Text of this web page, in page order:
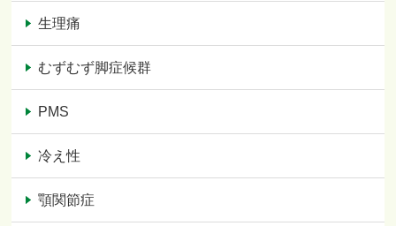
生理痛
むずむず脚症候群
PMS
冷え性
顎関節症